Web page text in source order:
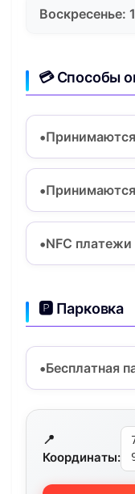
Воскресенье:
💳 Способы
NFC платежи
🅿️ Парковка
Бесплатная
📍
Координаты: